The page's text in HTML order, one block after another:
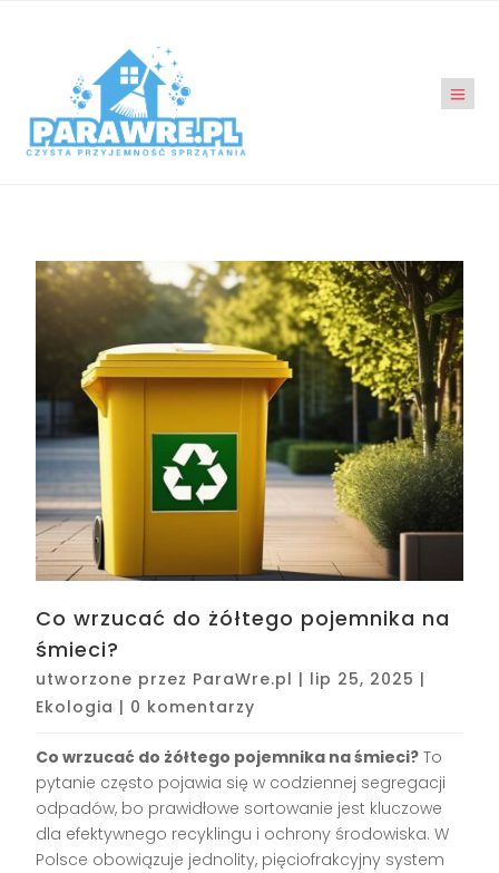
Co wrzucać do żółtego pojemnika na
śmieci?
utworzone przez ParaWre.pl | lip 25, 2025 |
Ekologia | 0 komentarzy
Co wrzucać do żółtego pojemnika na śmieci? To
pytanie często pojawia się w codziennej segregacji
odpadów, bo prawidłowe sortowanie jest kluczowe
dla efektywnego recyklingu i ochrony środowiska. W
Polsce obowiązuje jednolity, pięciofrakcyjny system